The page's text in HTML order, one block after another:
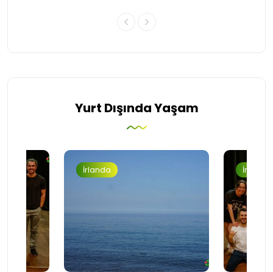
Yurt Dışında Yaşam
İrlanda İrlanda